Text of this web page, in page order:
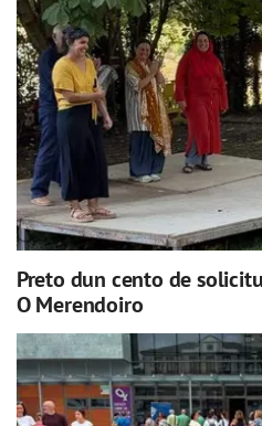
Preto dun cento de
O Merendoiro